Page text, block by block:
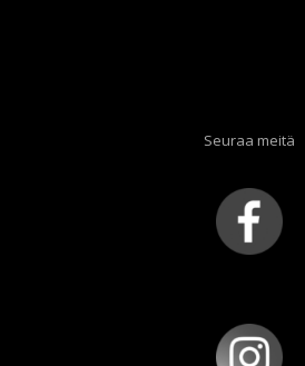
Seuraa meitä